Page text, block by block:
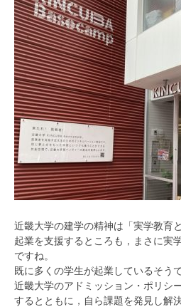
近畿大学の建学の精神は「実学教育
起業を支援するところも，まさに実
ですね。
既に多くの学生が起業しているそうで
近畿大学のアドミッション・ポリシ
するとともに，自ら課題を発見し解